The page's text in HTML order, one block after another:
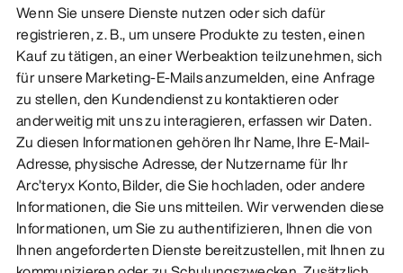
Wenn Sie unsere Dienste nutzen oder sich dafür
registrieren, z. B., um unsere Produkte zu testen, einen
Kauf zu tätigen, an einer Werbeaktion teilzunehmen, sich
für unsere Marketing-E-Mails anzumelden, eine Anfrage
zu stellen, den Kundendienst zu kontaktieren oder
anderweitig mit uns zu interagieren, erfassen wir Daten.
Zu diesen Informationen gehören Ihr Name, Ihre E-Mail-
Adresse, physische Adresse, der Nutzername für Ihr
Arc’teryx Konto, Bilder, die Sie hochladen, oder andere
Informationen, die Sie uns mitteilen. Wir verwenden diese
Informationen, um Sie zu authentifizieren, Ihnen die von
Ihnen angeforderten Dienste bereitzustellen, mit Ihnen zu